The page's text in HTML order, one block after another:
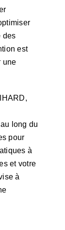
des
est
une
long du
pour
à
et votre
à